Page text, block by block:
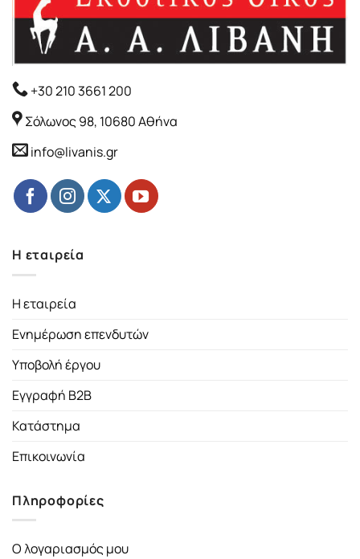
+30 210 3661 200
Σόλωνος 98, 10680 Αθήνα
info@livanis.gr
Η εταιρεία
Η εταιρεία
Ενημέρωση επενδυτών
Υποβολή έργου
Εγγραφή B2B
Κατάστημα
Επικοινωνία
Πληροφορίες
Ο λογαριασμός μου